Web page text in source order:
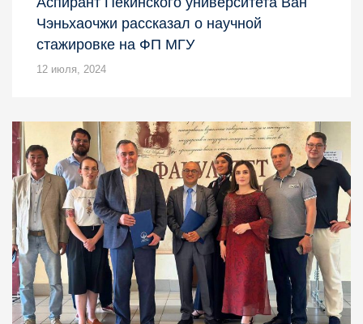
Чэньхаочжи рассказал о научной
стажировке на ФП МГУ
12 июля, 2024